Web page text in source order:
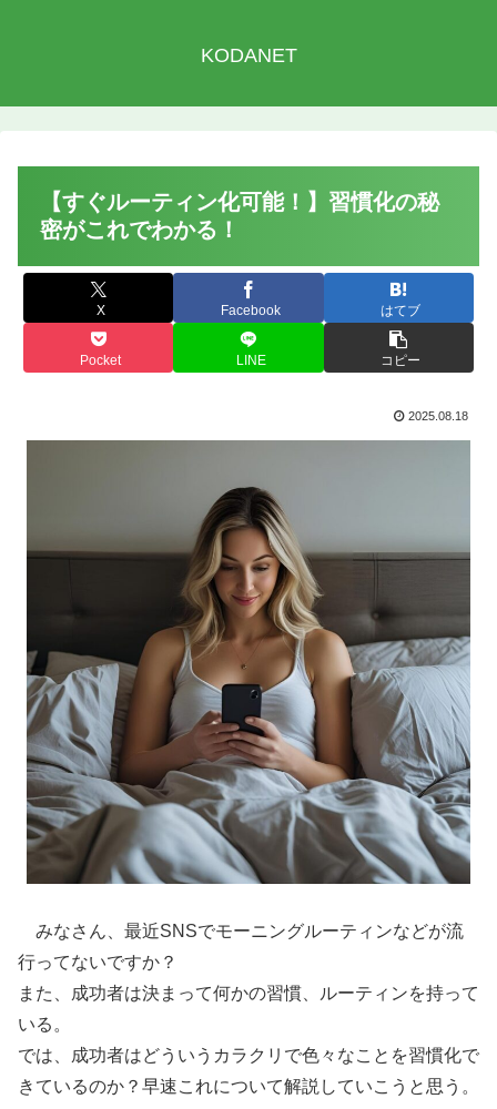
KODANET
【すぐルーティン化可能！】習慣化の秘
密がこれでわかる！
X Facebook はてブ
Pocket LINE コピー
2025.08.18
みなさん、最近SNSでモーニングルーティンなどが流
行ってないですか？
また、成功者は決まって何かの習慣、ルーティンを持って
いる。
では、成功者はどういうカラクリで色々なことを習慣化で
きているのか？早速これについて解説していこうと思う。